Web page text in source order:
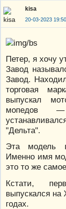
kisa
20-03-2023
Петер, я хочу
Завод
Завод.
торговая
выпускал
мопедов
"Дельта".
Эта модель
Именно имя
это то же
Кстати,
выпускался на
годах.